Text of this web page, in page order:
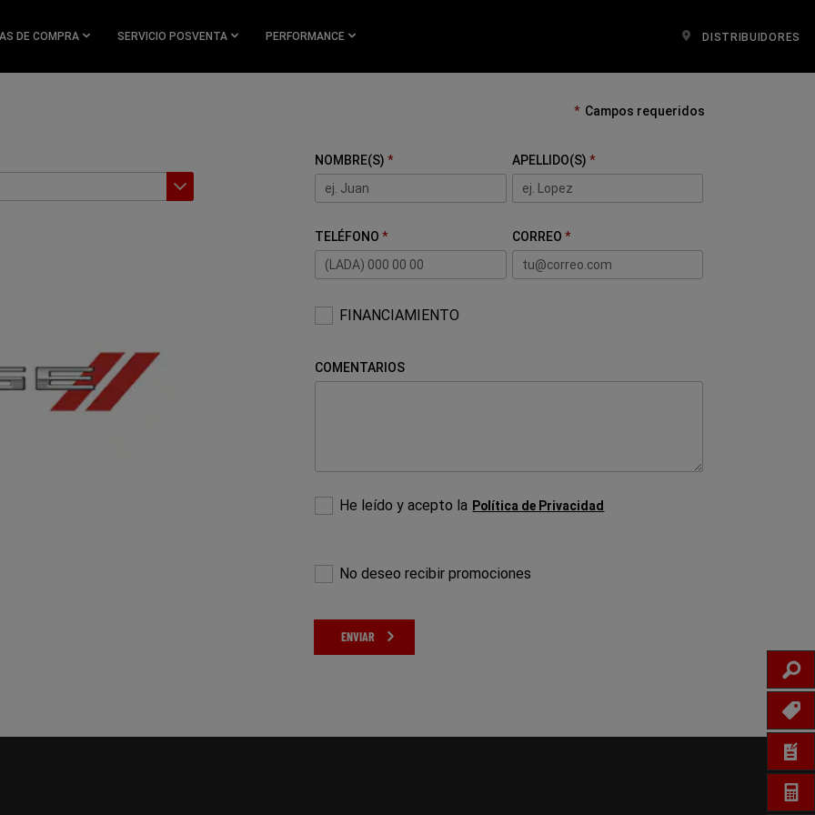
DE COMPRA SERVICIO POSVENTA PERFORMANCE DISTRIBUIDORES
Campos requeridos
NOMBRE(S) APELLIDO(S)
TELÉFONO CORREO
FINANCIAMIENTO
COMENTARIOS
He leído y acepto la CAMPO
Política de Privacidad
No deseo recibir promociones